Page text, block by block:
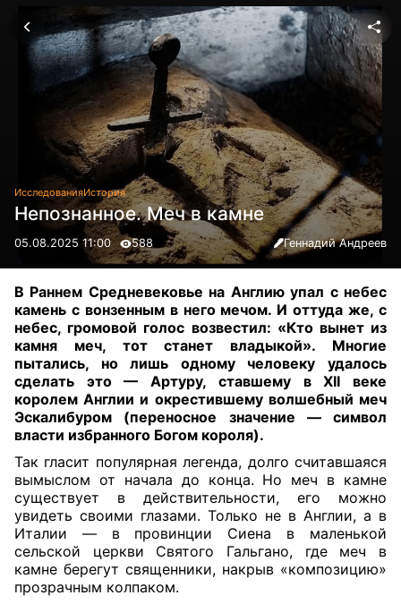
ИсследованияИстория
Непознанное. Меч в камне
05.08.2025 11:00 588 Геннадий Андреев
В Раннем Средневековье на Англию упал с небес
камень с вонзенным в него мечом. И оттуда же, с
небес, громовой голос возвестил: «Кто вынет из
камня меч, тот станет владыкой». Многие
пытались, но лишь одному человеку удалось
сделать это — Артуру, ставшему в XII веке
королем Англии и окрестившему волшебный меч
Эскалибуром (переносное значение — символ
власти избранного Богом короля).
Так гласит популярная легенда, долго считавшаяся
вымыслом от начала до конца. Но меч в камне
существует в действительности, его можно
увидеть своими глазами. Только не в Англии, а в
Италии — в провинции Сиена в маленькой
сельской церкви Святого Гальгано, где меч в
камне берегут священники, накрыв «композицию»
прозрачным колпаком.